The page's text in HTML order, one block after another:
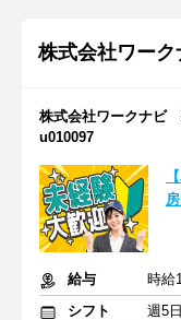
株式会社ワーク
株式会社ワークナビ
u010097
給与
時給
シフト
週5